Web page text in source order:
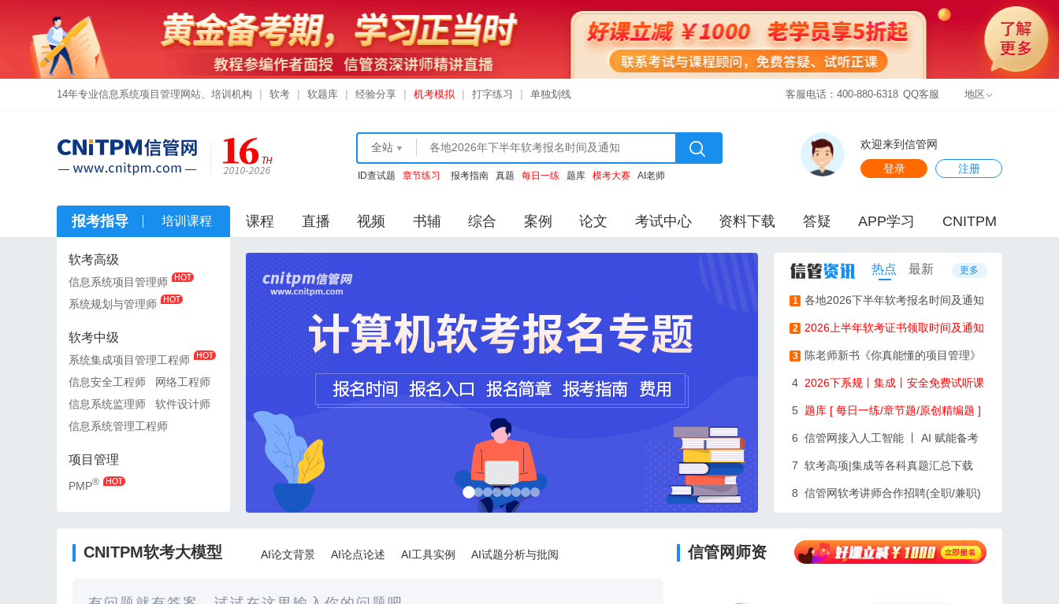
14年专业信息系统项目管理网站、培训机构 软考 软题库 经验分享 机考模拟 打字练习 单独划线 客服电话：400-880-6318 QQ客服 地区
全站
ID查试题 章节练习 报考指南 真题 每日一练 题库 模考大赛 AI老师
欢迎来到信管网
登录
注册
报考指导 培训课程 课程 直播 视频 书辅 综合 案例 论文 考试中心 资料下载 答疑 APP学习 CNITPM
软考高级
信息系统项目管理师
系统规划与管理师
软考中级
系统集成项目管理工程师
信息安全工程师
网络工程师
信息系统监理师
软件设计师
信息系统管理工程师
项目管理
PMP®
软考高级
信息系统项目管理师
网络工程师
软件设计师
信息系统管理工程师
项目管理
热点 最新 更多
1 各地2026下半年软考报名时间及通知
2 2026上半年软考证书领取时间及通知
3 陈老师新书《你真能懂的项目管理》
4 2026下系规丨集成丨安全免费试听课
5 题库 [ 每日一练/章节题/原创精编题 ]
6 信管网接入人工智能 丨 AI 赋能备考
7 软考高项|集成等各科真题汇总下载
8 信管网软考讲师合作招聘(全职/兼职)
CNITPM软考大模型 AI论文背景 AI论点论述 AI工具实例 AI试题分析与批阅 信管网师资